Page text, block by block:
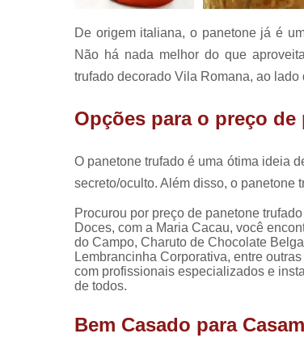
De origem italiana, o panetone já é
Não há nada melhor do que
trufado decorado Vila Romana, ao lado
Opções para o preço
O panetone trufado é uma ótima ideia
secreto/oculto. Além disso, o panetone
Procurou por preço de panetone
Doces, com a Maria Cacau, você
do Campo, Charuto de Chocolate
Lembrancinha Corporativa, entre
com profissionais especializados e
de todos.
Bem Casado para